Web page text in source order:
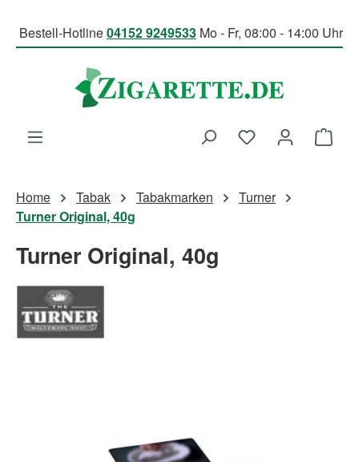
Bestell-Hotline04152 9249533 Mo - Fr, 08:00 - 14:00 Uhr
Du hast 0
Home Tabak Tabakmarken
Turner
Turner Original, 40g
Turner Original, 40g